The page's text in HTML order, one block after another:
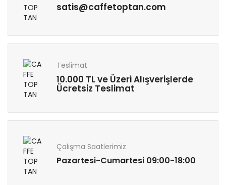
satis@caffetoptan.com
Teslimat
10.000 TL ve Üzeri Alışverişlerde
Ücretsiz Teslimat
Çalışma Saatlerimiz
Pazartesi-Cumartesi 09:00-18:00